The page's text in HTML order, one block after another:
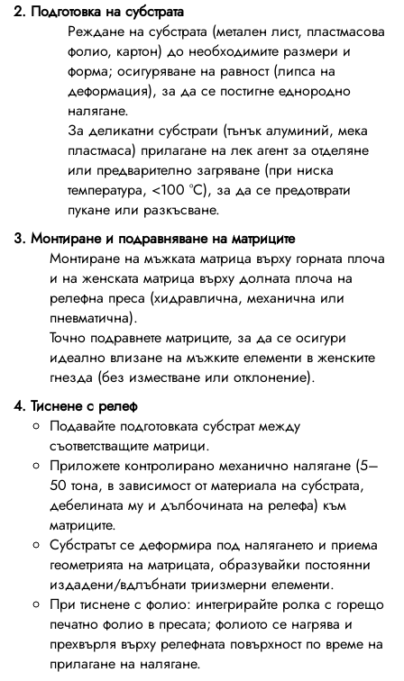
2. Подготовка на субстрата
Реждане на субстрата (метален лист, пластмасова
фолио, картон) до необходимите размери и
форма; осигуряване на равност (липса на
деформация), за да се постигне еднородно
налягане.
За деликатни субстрати (тънък алуминий, мека
пластмаса) прилагане на лек агент за отделяне
или предварително загряване (при ниска
температура, <100 °C), за да се предотврати
пукане или разкъсване.
3. Монтиране и подравняване на матриците
Монтиране на мъжката матрица върху горната плоча
и на женската матрица върху долната плоча на
релефна преса (хидравлична, механична или
пневматична).
Точно подравнете матриците, за да се осигури
идеално влизане на мъжките елементи в женските
гнезда (без изместване или отклонение).
4. Тиснене с релеф
Подавайте подготовката субстрат между
съответстващите матрици.
Приложете контролирано механично налягане (5–
50 тона, в зависимост от материала на субстрата,
дебелината му и дълбочината на релефа) към
матриците.
Субстратът се деформира под налягането и приема
геометрията на матрицата, образувайки постоянни
издадени/вдлъбнати триизмерни елементи.
При тиснене с фолио: интегрирайте ролка с горещо
печатно фолио в пресата; фолиото се нагрява и
прехвърля върху релефната повърхност по време на
прилагане на налягане.